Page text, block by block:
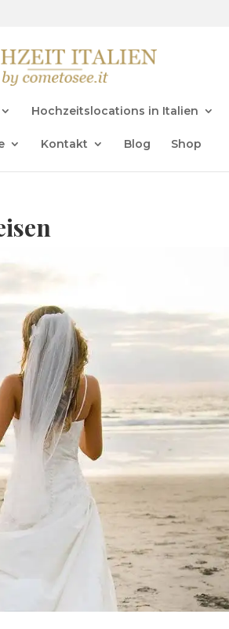
Hochzeitslocations in Italien
Kontakt Blog Shop